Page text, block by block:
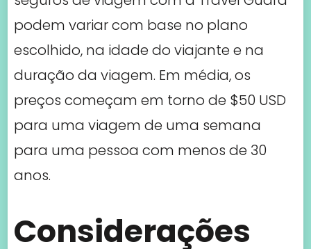
anos.
Considerações
Finais
Ao comparar os preços dos seguros de
levar em consideração não apenas o
custo, mas também a cobertura